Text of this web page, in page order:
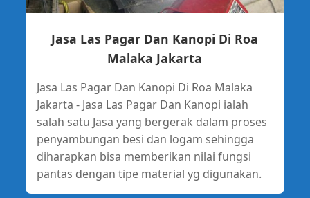
Jasa Las Pagar Dan Kanopi Di Roa
Malaka Jakarta
Jasa Las Pagar Dan Kanopi Di Roa Malaka
Jakarta - Jasa Las Pagar Dan Kanopi ialah
salah satu Jasa yang bergerak dalam proses
penyambungan besi dan logam sehingga
diharapkan bisa memberikan nilai fungsi
pantas dengan tipe material yg digunakan.